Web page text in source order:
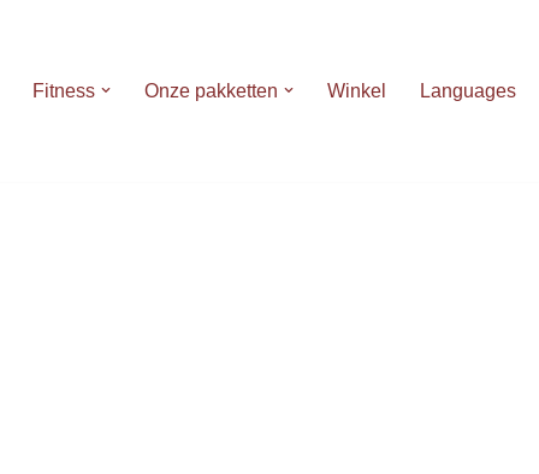
Fitness Onze pakketten Winkel Languages